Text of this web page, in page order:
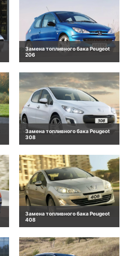
Замена топливного бака Peugeot
206
Замена топливного бака Peugeot
308
Замена топливного бака Peugeot
408